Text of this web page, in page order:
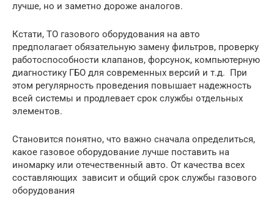
лучше, но и заметно дороже аналогов.
Кстати, ТО газового оборудования на авто
предполагает обязательную замену фильтров, проверку
работоспособности клапанов, форсунок, компьютерную
диагностику ГБО для современных версий и т.д. При
этом регулярность проведения повышает надежность
всей системы и продлевает срок службы отдельных
элементов.
Становится понятно, что важно сначала определиться,
какое газовое оборудование лучше поставить на
иномарку или отечественный авто. От качества всех
составляющих зависит и общий срок службы газового
оборудования